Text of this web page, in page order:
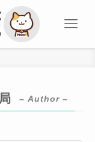
– Author –